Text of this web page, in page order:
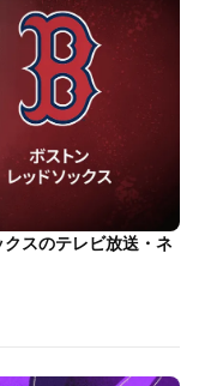
スのテレビ放送・ネ